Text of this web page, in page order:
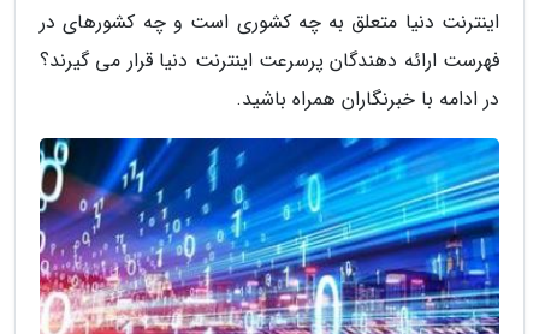
اینترنت دنیا متعلق به چه کشوری است و چه کشورهای در
فهرست ارائه دهندگان پرسرعت اینترنت دنیا قرار می گیرند؟
در ادامه با خبرنگاران همراه باشید.